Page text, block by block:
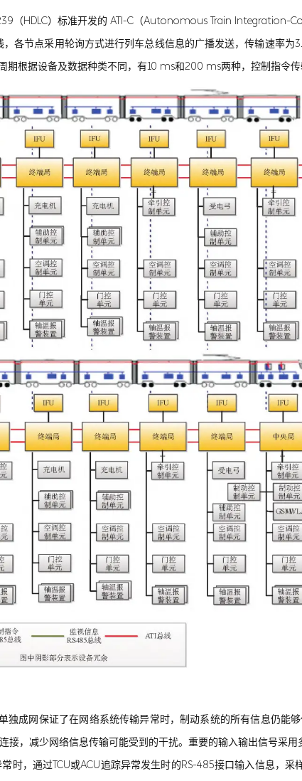
（HDLC）标准开发的 ATI-C（Autonomous Train Integration-
各节点采用轮询方式进行列车总线信息的广播发送，传输速率
期根据设备及数据种类不同，有10 ms和200 ms两种，控制指令
独成网保证了在网络系统传输异常时，制动系统的所有信息仍能
接，减少网络信息传输可能受到的干扰。重要的输入输出信号采
时，通过TCU或ACU追踪异常发生时的RS-485接口输入信息，